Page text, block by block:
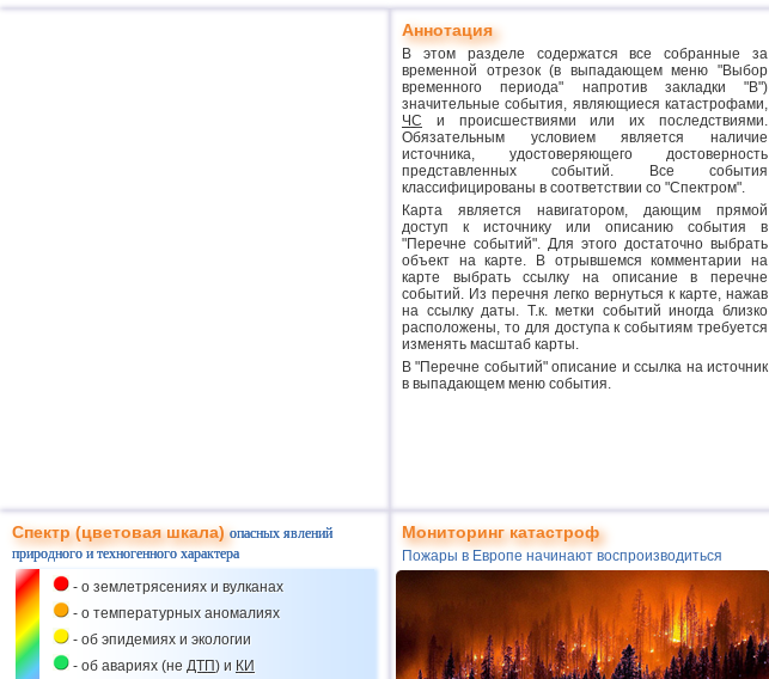
Аннотация
В этом разделе содержатся все собранные за
временной отрезок (в выпадающем меню "Выбор
временного периода" напротив закладки "В")
значительные события, являющиеся катастрофами,
ЧС и происшествиями или их последствиями.
Обязательным условием является наличие
источника, удостоверяющего достоверность
представленных событий. Все события
классифицированы в соответствии со "Спектром".
Карта является навигатором, дающим прямой
доступ к источнику или описанию события в
"Перечне событий". Для этого достаточно выбрать
объект на карте. В отрывшемся комментарии на
карте выбрать ссылку на описание в перечне
событий. Из перечня легко вернуться к карте, нажав
на ссылку даты. Т.к. метки событий иногда близко
расположены, то для доступа к событиям требуется
изменять масштаб карты.
В "Перечне событий" описание и ссылка на источник
в выпадающем меню события.
Спектр (цветовая шкала)опасных явлений
природного и техногенного характера
- о землетрясениях и вулканах
- о температурных аномалиях
- об эпидемиях и экологии
- об авариях (не ДТП) и КИ
Мониторинг катастроф
Пожары в Европе начинают воспроизводиться